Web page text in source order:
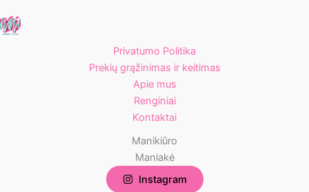
Privatumo Politika
Prekių grąžinimas ir keitimas
Apie mus
Renginiai
Kontaktai
Manikiūro
Maniakė
Instagram